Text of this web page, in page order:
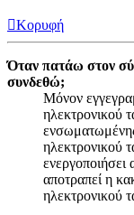
Κορυφή
Όταν πατάω στον
συνδεθώ;
Μόνον
ηλεκτρονικού
ηλεκτρονικού
ενεργοποιήσει
αποτραπεί η
ηλεκτρονικού